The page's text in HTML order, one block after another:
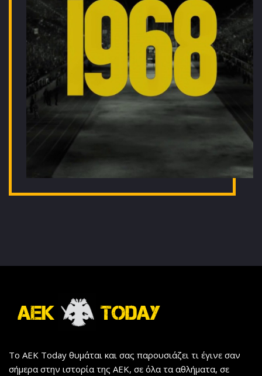
Το AEK Today θυμάται και σας παρουσιάζει τι έγινε σαν
σήμερα στην ιστορία της ΑΕΚ, σε όλα τα αθλήματα, σε